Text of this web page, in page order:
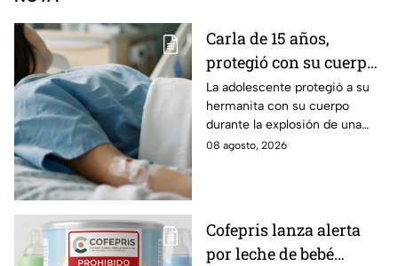
Carla de 15 años,
protegió con su cuerpo
a su hermanita de 4
durante la explosión de
una pipa de gas en
Cuernavaca
La adolescente protegió a su
hermanita con su cuerpo
durante la explosión de una
pipa de gas en Cuernavaca;
08 agosto, 2026
Cofepris lanza alerta
por leche de bebé